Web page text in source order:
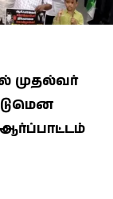
முதல்வர்